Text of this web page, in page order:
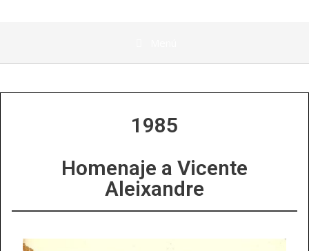
1985
Homenaje a Vicente
Aleixandre